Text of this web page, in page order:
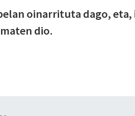
oinarrituta dago,
dio.